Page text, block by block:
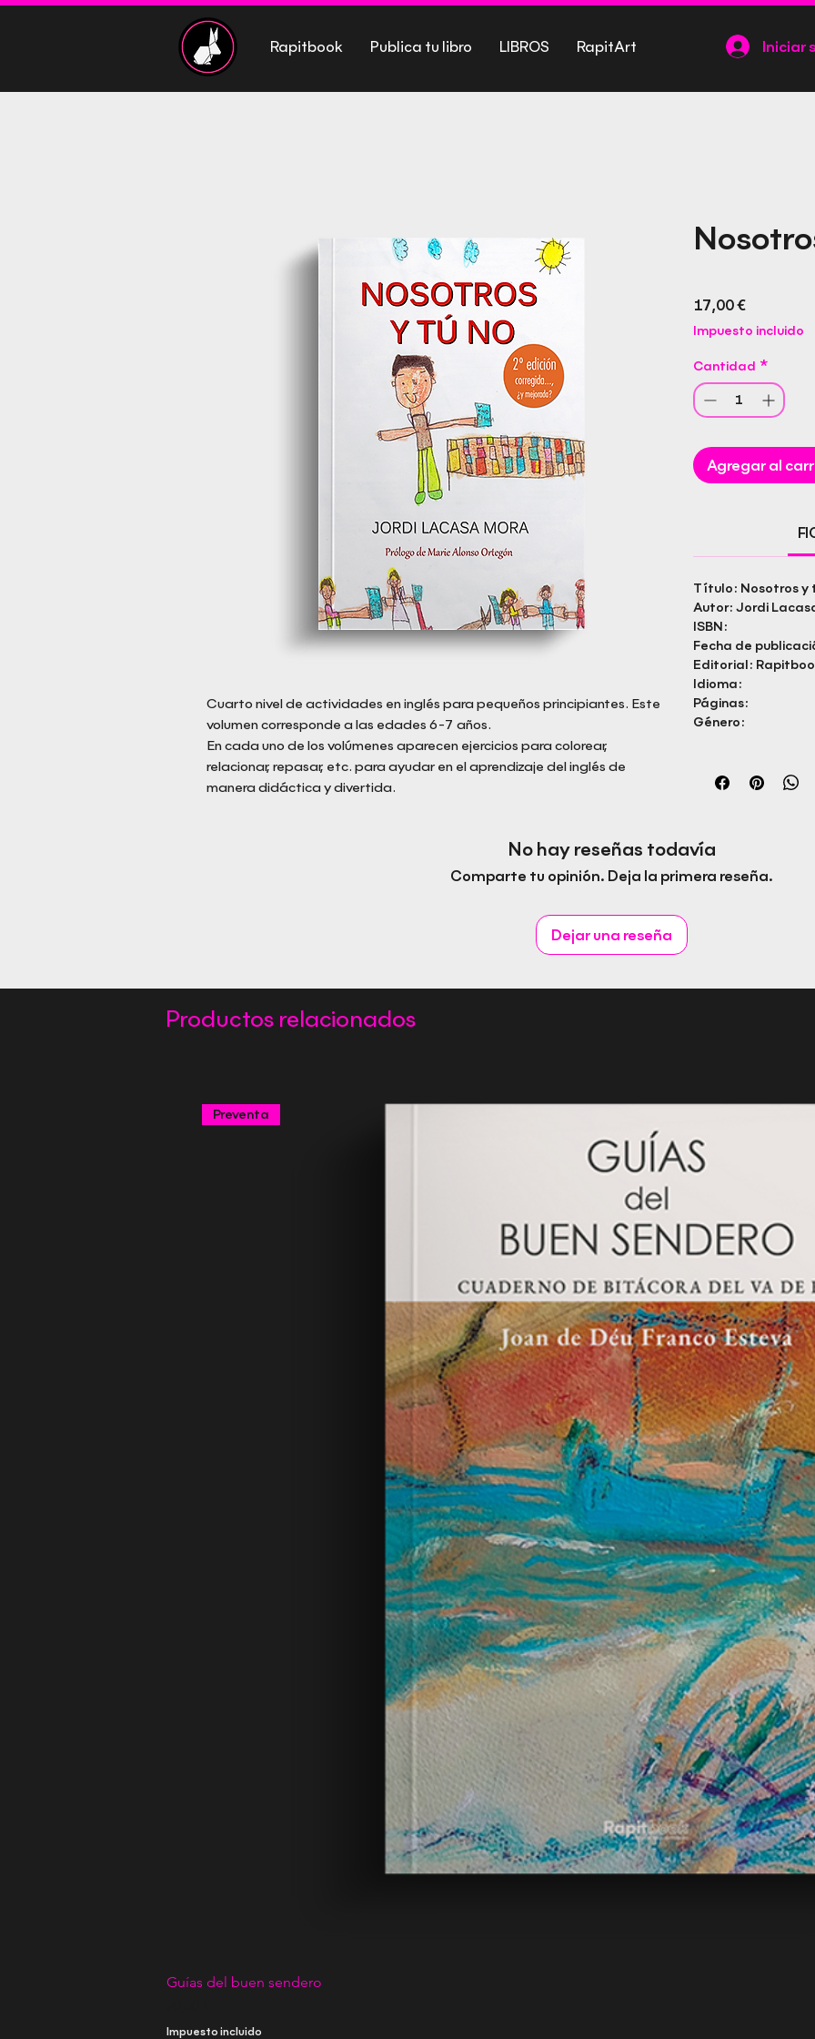
Rapitbook Publica tu libro LIBROS RapitArt Iniciar
Cuarto nivel de actividades en inglés para pequeños principiantes. Este
volumen corresponde a las edades 6-7 años.
En cada uno de los volúmenes aparecen ejercicios para colorear,
relacionar, repasar, etc. para ayudar en el aprendizaje del inglés de
manera didáctica y divertida.
17,00 €Precio
Impuesto incluido
Cantidad *
Agregar al
Título: Nosotros y
Autor: Jordi
ISBN:
Fecha de
Editorial:
Idioma:
Páginas:
Género:
No hay reseñas todavía
Comparte tu opinión. Deja la primera reseña.
Dejar una reseña
Productos relacionados
Preventa
Guías del buen sendero
Impuesto incluido